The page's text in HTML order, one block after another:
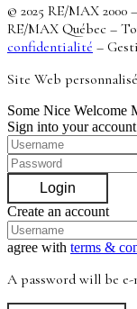
© 2025 RE/MAX
RE/MAX Québec –
confidentialité –
Site Web
Some Nice Welcome
Sign into your account
Login
Create an account
agree with terms &
A password will be